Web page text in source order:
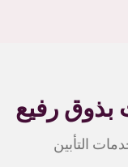
بذوق رفيع
التأبين